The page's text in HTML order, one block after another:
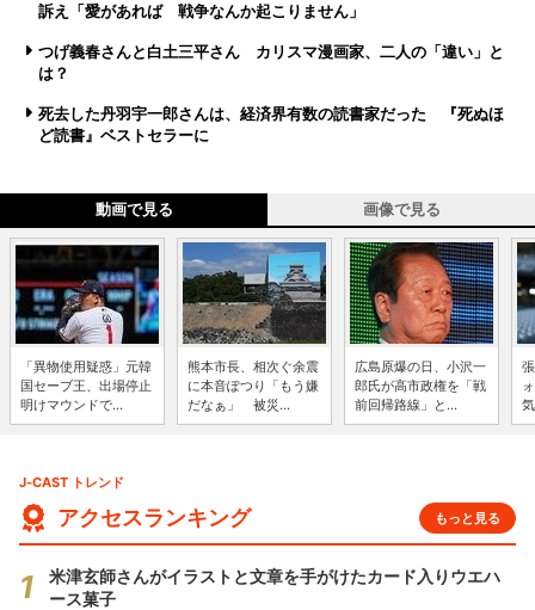
訴え「愛があれば 戦争なんか起こりません」
つげ義春さんと白土三平さん カリスマ漫画家、二人の「違い」と
は？
死去した丹羽宇一郎さんは、経済界有数の読書家だった 『死ぬほ
ど読書』ベストセラーに
動画で見る 画像で見る
「異物使用疑惑」元韓
国セーブ王、出場停止
明けマウンドで...
熊本市長、相次ぐ余震
に本音ぽつり「もう嫌
だなぁ」 被災...
広島原爆の日、小沢一
郎氏が高市政権を「戦
前回帰路線」と...
J-CAST トレンド
アクセスランキング もっと見る
米津玄師さんがイラストと文章を手がけたカード入りウエハ
ース菓子